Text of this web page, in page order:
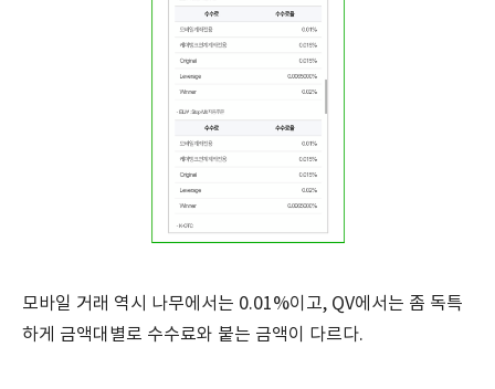
모바일 거래 역시 나무에서는 0.01%이고, QV에서는 좀 독특
하게 금액대별로 수수료와 붙는 금액이 다르다.